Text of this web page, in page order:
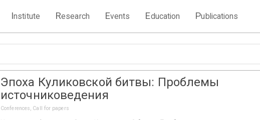
Institute Research Events Education Publications
Эпоха Куликовской битвы: Проблемы
источниковедения
Conferences, Call for papers